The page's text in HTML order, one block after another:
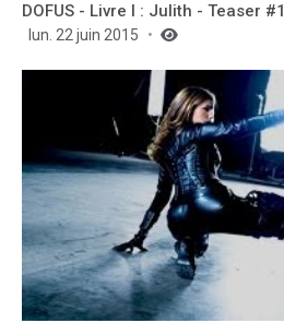
DOFUS - Livre I : Julith - Teaser #1
lun. 22 juin 2015